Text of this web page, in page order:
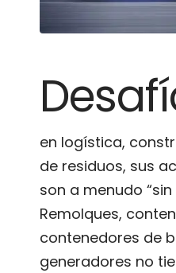
en logística,
de residuos, sus
son a menudo “sin
Remolques,
contenedores de
generadores no